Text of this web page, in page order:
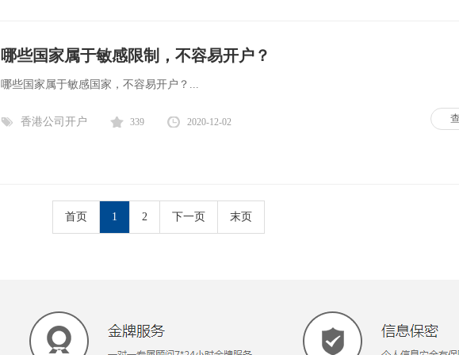
哪些国家属于敏感限制，不容易开户？
哪些国家属于敏感国家，不容易开户？...
香港公司开户 339 2020-12-02
首页 1 2 下一页 末页